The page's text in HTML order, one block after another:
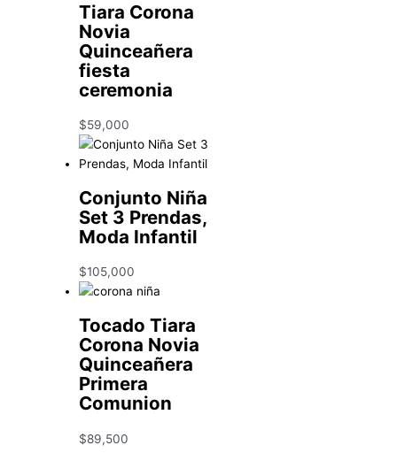
Tiara Corona
Novia
Quinceañera
fiesta
ceremonia
$59,000
Conjunto Niña
Set 3 Prendas,
Moda Infantil
$105,000
Tocado Tiara
Corona Novia
Quinceañera
Primera
Comunion
$89,500